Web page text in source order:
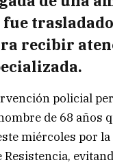
recibir
policial
de 68 años
miércoles por